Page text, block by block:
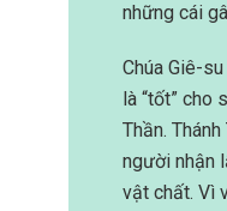
những cái
Chúa Giê-
là “tốt” cho
Thần.
người nhận
vật chất. Vì